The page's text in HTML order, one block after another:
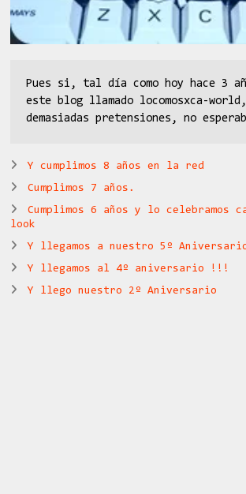
Pues si, tal día como hoy hace 3
este blog llamado locomosxca-
demasiadas pretensiones, no
Y cumplimos 8 años en la red
Cumplimos 7 años.
Cumplimos 6 años y lo celebramos
look
Y llegamos a nuestro 5º
Y llegamos al 4º aniversario !!!
Y llego nuestro 2º Aniversario